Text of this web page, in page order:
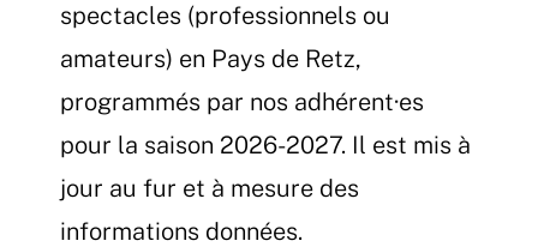
spectacles (professionnels ou
amateurs) en Pays de Retz,
programmés par nos adhérent·es
pour la saison 2026-2027. Il est mis à
jour au fur et à mesure des
informations données.